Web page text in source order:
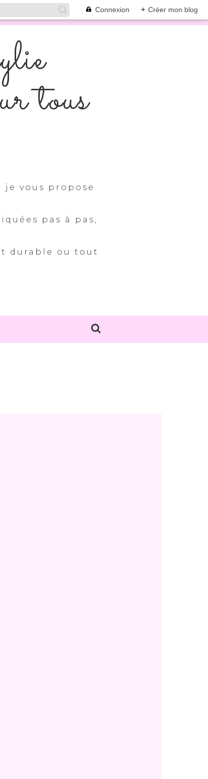
Connexion + Créer mon blog
tous
vous propose
pas à pas,
durable ou tout